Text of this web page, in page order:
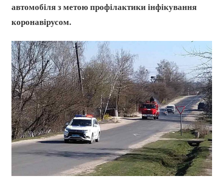
автомобіля з метою профілактики інфікування
коронавірусом.